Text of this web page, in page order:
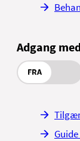
Adgang
FRA